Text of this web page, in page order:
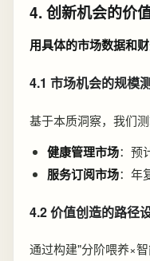
4. 创新机会的价
用具体的市场数据和
4.1 市场机会的规模
基于本质洞察，我们
健康管理市场：预
服务订阅市场：年
4.2 价值创造的路径
通过构建"分阶喂养×